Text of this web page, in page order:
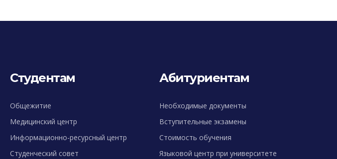
Студентам
Общежитие
Медицинский центр
Информационно-ресурсный центр
Студенческий совет
Абитуриентам
Необходимые документы
Вступительные экзамены
Стоимость обучения
Языковой центр при университете